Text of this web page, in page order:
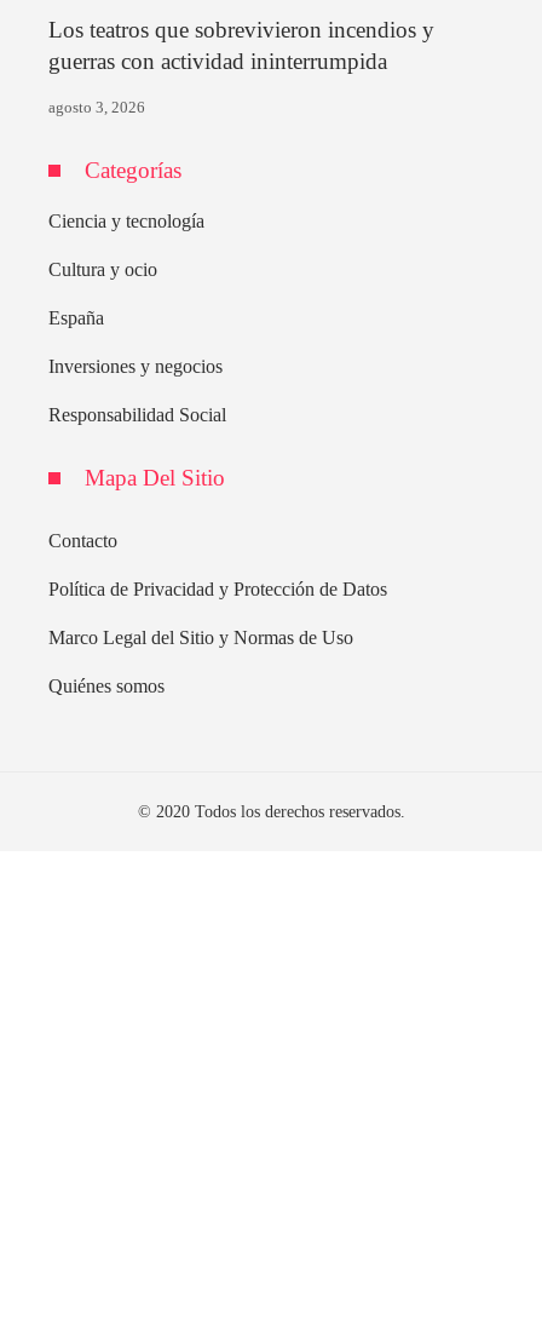
Los teatros que sobrevivieron incendios y
guerras con actividad ininterrumpida
agosto 3, 2026
Categorías
Ciencia y tecnología
Cultura y ocio
España
Inversiones y negocios
Responsabilidad Social
Mapa Del Sitio
Contacto
Política de Privacidad y Protección de Datos
Marco Legal del Sitio y Normas de Uso
Quiénes somos
© 2020 Todos los derechos reservados.